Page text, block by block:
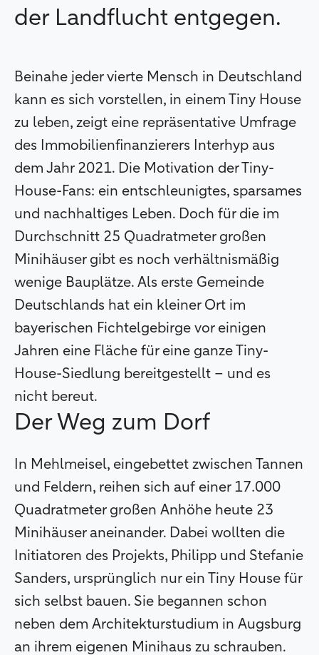
der Landflucht entgegen.
Beinahe jeder vierte Mensch in Deutschland
kann es sich vorstellen, in einem Tiny House
zu leben, zeigt eine repräsentative Umfrage
des Immobilienfinanzierers Interhyp aus
dem Jahr 2021. Die Motivation der Tiny-
House-Fans: ein entschleunigtes, sparsames
und nachhaltiges Leben. Doch für die im
Durchschnitt 25 Quadratmeter großen
Minihäuser gibt es noch verhältnismäßig
wenige Bauplätze. Als erste Gemeinde
Deutschlands hat ein kleiner Ort im
bayerischen Fichtelgebirge vor einigen
Jahren eine Fläche für eine ganze Tiny-
House-Siedlung bereitgestellt – und es
nicht bereut.
Der Weg zum Dorf
In Mehlmeisel, eingebettet zwischen Tannen
und Feldern, reihen sich auf einer 17.000
Quadratmeter großen Anhöhe heute 23
Minihäuser aneinander. Dabei wollten die
Initiatoren des Projekts, Philipp und Stefanie
Sanders, ursprünglich nur ein Tiny House für
sich selbst bauen. Sie begannen schon
neben dem Architekturstudium in Augsburg
an ihrem eigenen Minihaus zu schrauben.